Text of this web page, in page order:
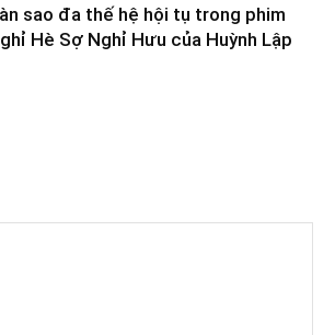
sao đa thế hệ hội tụ trong phim
Hè Sợ Nghỉ Hưu của Huỳnh Lập